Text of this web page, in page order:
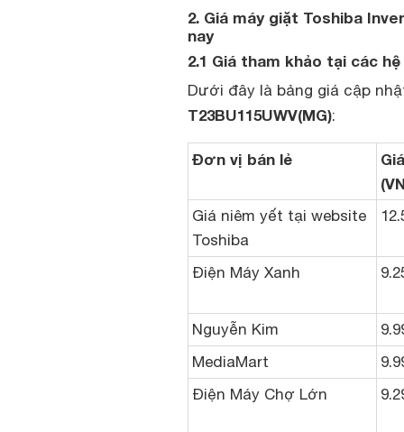
2. Giá máy giặt Toshiba
nay
2.1 Giá tham khảo tại các
Dưới đây là bảng giá cập
T23BU115UWV(MG):
Đơn vị bán lẻ
Giá niêm yết tại website
Toshiba
Điện Máy Xanh
Nguyễn Kim
MediaMart
Điện Máy Chợ Lớn